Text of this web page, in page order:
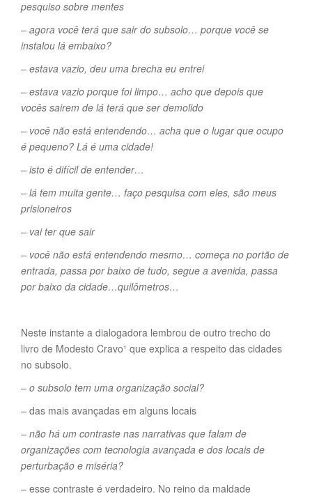
pesquiso sobre mentes
– agora você terá que sair do subsolo… porque você se
instalou lá embaixo?
– estava vazio, deu uma brecha eu entrei
– estava vazio porque foi limpo… acho que depois que
vocês sairem de lá terá que ser demolido
– você não está entendendo… acha que o lugar que ocupo
é pequeno? Lá é uma cidade!
– isto é difícil de entender…
– lá tem muita gente… faço pesquisa com eles, são meus
prisioneiros
– vai ter que sair
– você não está entendendo mesmo… começa no portão de
entrada, passa por baixo de tudo, segue a avenida, passa
por baixo da cidade…quilômetros…
Neste instante a dialogadora lembrou de outro trecho do
livro de Modesto Cravo¹ que explica a respeito das cidades
no subsolo.
– o subsolo tem uma organização social?
– das mais avançadas em alguns locais
– não há um contraste nas narrativas que falam de
organizações com tecnologia avançada e dos locais de
perturbação e miséria?
– esse contraste é verdadeiro. No reino da maldade